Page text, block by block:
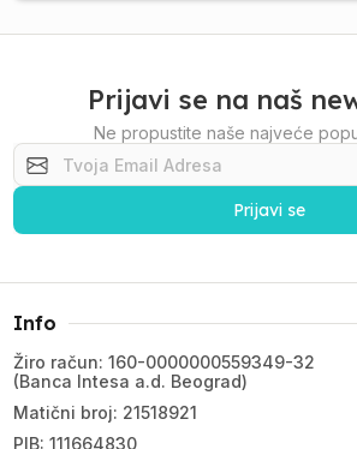
Prijavi se na naš
Ne propustite naše najveće
Prijavi se
Info
Žiro račun: 160-0000000559349-32
(Banca Intesa a.d. Beograd)
Matični broj: 21518921
PIB: 111664830